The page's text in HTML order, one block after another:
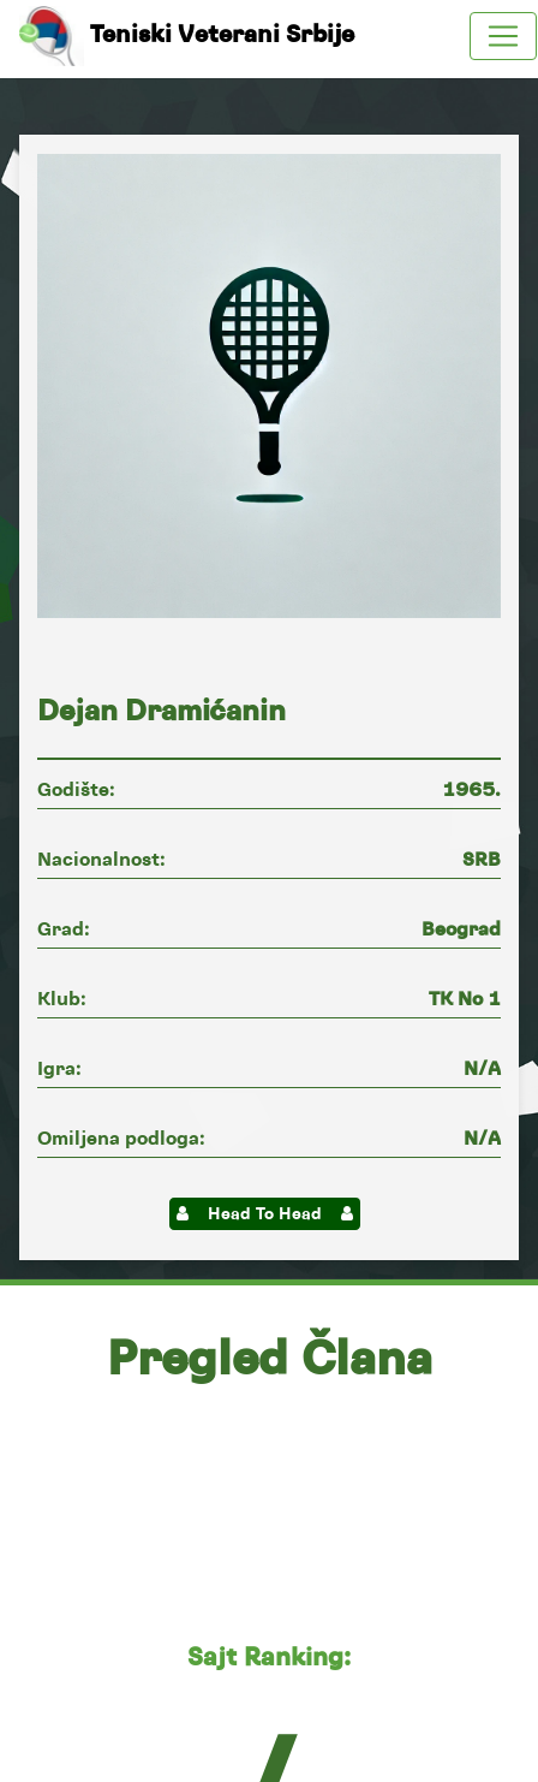
Teniski Veterani Srbije
Dejan Dramićanin
Godište: 1965.
Nacionalnost: SRB
Grad: Beograd
Klub: TK No 1
Igra: N/A
Omiljena podloga: N/A
Head To Head
Pregled Člana
Sajt Ranking: